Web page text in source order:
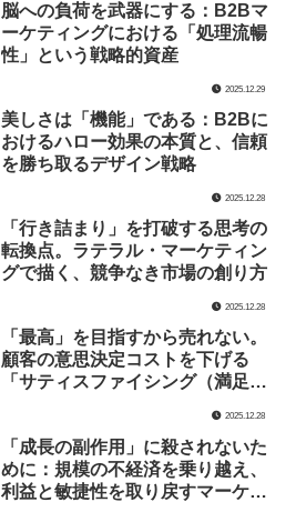
脳への負荷を武器にする：B2Bマ
ーケティングにおける「処理流暢
性」という戦略的資産
2025.12.29
美しさは「機能」である：B2Bに
おけるハロー効果の本質と、信頼
を勝ち取るデザイン戦略
2025.12.28
「行き詰まり」を打破する思考の
転換点。ラテラル・マーケティン
グで描く、競争なき市場の創り方
2025.12.28
「最高」を目指すから売れない。
顧客の意思決定コストを下げる
「サティスファイシング（満足
2025.12.28
「成長の副作用」に殺されないた
めに：規模の不経済を乗り越え、
利益と敏捷性を取り戻すマーケテ